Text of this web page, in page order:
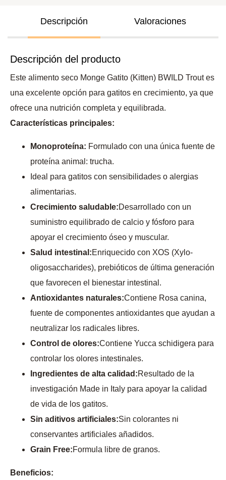
Descripción Valoraciones
Descripción del producto
Este alimento seco Monge Gatito (Kitten) BWILD Trout es
una excelente opción para gatitos en crecimiento, ya que
ofrece una nutrición completa y equilibrada.
Características principales:
Monoproteína: Formulado con una única fuente de
proteína animal: trucha.
Ideal para gatitos con sensibilidades o alergias
alimentarias.
Crecimiento saludable:Desarrollado con un
suministro equilibrado de calcio y fósforo para
apoyar el crecimiento óseo y muscular.
Salud intestinal:Enriquecido con XOS (Xylo-
oligosaccharides), prebióticos de última generación
que favorecen el bienestar intestinal.
Antioxidantes naturales:Contiene Rosa canina,
fuente de componentes antioxidantes que ayudan a
neutralizar los radicales libres.
Control de olores:Contiene Yucca schidigera para
controlar los olores intestinales.
Ingredientes de alta calidad:Resultado de la
investigación Made in Italy para apoyar la calidad
de vida de los gatitos.
Sin aditivos artificiales:Sin colorantes ni
conservantes artificiales añadidos.
Grain Free:Formula libre de granos.
Beneficios: